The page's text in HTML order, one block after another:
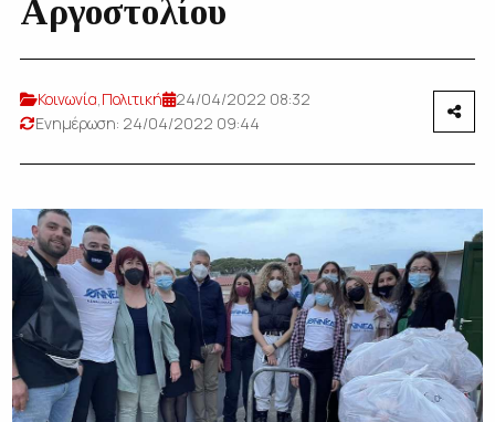
Αργοστολίου
Κοινωνία,Πολιτική
24/04/2022 08:32
Ενημέρωση: 24/04/2022 09:44